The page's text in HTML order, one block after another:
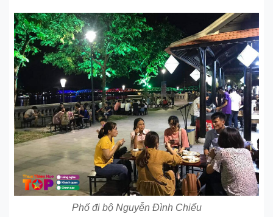
Phố đi bộ Nguyễn Đình Chiểu